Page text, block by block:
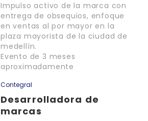
Impulso activo de la marca con
entrega de obsequios, enfoque
en ventas al por mayor en la
plaza mayorista de la ciudad de
medellín.
Evento de 3 meses
aproximadamente
Contegral
Desarrolladora de
marcas